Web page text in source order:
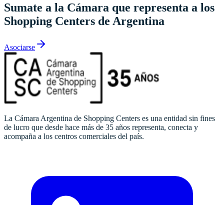
Sumate a la Cámara que representa a los
Shopping Centers de Argentina
Asociarse
La Cámara Argentina de Shopping Centers es una entidad sin fines
de lucro que desde hace más de 35 años representa, conecta y
acompaña a los centros comerciales del país.